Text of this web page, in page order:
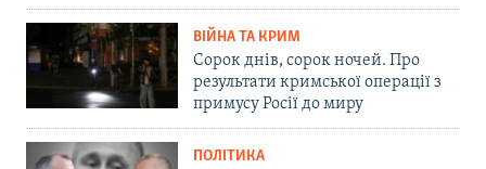
ВІЙНА ТА КРИМ
Сорок днів, сорок ночей. Про
результати кримської операції з
примусу Росії до миру
ПОЛІТИКА